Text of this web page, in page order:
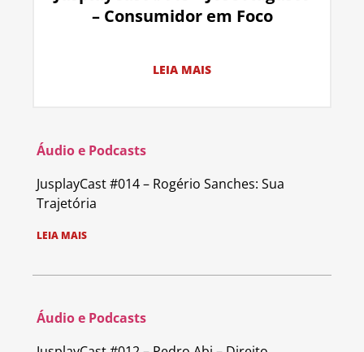
– Consumidor em Foco
LEIA MAIS
Áudio e Podcasts
JusplayCast #014 – Rogério Sanches: Sua
Trajetória
LEIA MAIS
Áudio e Podcasts